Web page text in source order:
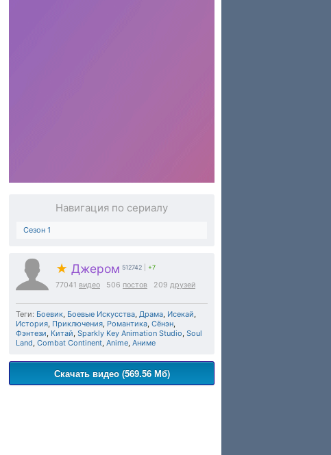
Навигация по сериалу
Сезон 1
★ Джером 512742 +7
77041 видео 506 постов 209 друзей
Теги: Боевик, Боевые Искусства, Драма, Исекай,
История, Приключения, Романтика, Сёнэн,
Фэнтези, Китай, Sparkly Key Animation Studio, Soul
Land, Combat Continent, Anime, Аниме
Скачать видео (569.56 Мб)